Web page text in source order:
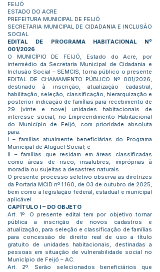
FEIJÓ
ESTADO DO ACRE
PREFEITURA MUNICIPAL DE FEIJÓ
SECRETARIA MUNICIPAL DE CIDADANIA E INCLUSÃO
SOCIAL
EDITAL DE PROGRAMA HABITACIONAL Nº
001/2026
O MUNICÍPIO DE FEIJÓ, Estado do Acre, por
intermédio da Secretaria Municipal de Cidadania e
Inclusão Social – SEMCIS, torna público o presente
EDITAL DE CHAMAMENTO PÚBLICO Nº 001/2026,
destinado à inscrição, atualização cadastral,
habilitação, seleção, classificação, hierarquização e
posterior indicação de famílias para recebimento de
29 (vinte e nove) unidades habitacionais de
interesse social, no Empreendimento Habitacional
do Município de Feijó, com prioridade absoluta
para:
I – famílias atualmente beneficiárias do Programa
Municipal de Aluguel Social; e
II – famílias que residam em áreas classificadas
como áreas de risco, insalubres, impróprias à
moradia ou sujeitas a desastres naturais.
O presente processo seletivo observa as diretrizes
da Portaria MCID nº 1.160, de 03 de outubro de 2025,
bem como a legislação federal, estadual e municipal
aplicável.
CAPÍTULO I – DO OBJETO
Art. 1º. O presente edital tem por objetivo tornar
pública a inscrição de novos cadastros e
atualização, para seleção e classificação de famílias
para concessão de direito real de uso a título
gratuito de unidades habitacionais, destinadas a
pessoas em situação de vulnerabilidade social no
Município de Feijó – AC.
Art. 2º. Serão selecionados beneficiários que